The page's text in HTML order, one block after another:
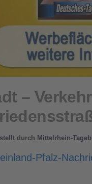
–
durch Mittelrhein-
Pfalz-